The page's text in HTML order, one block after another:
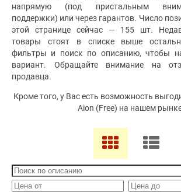
напрямую (под пристальным
поддержки) или через гарантов. Число
этой странице сейчас — 155 шт.
товары стоят в списке выше
фильтры и поиск по описанию, чтобы
вариант. Обращайте внимание на
продавца.
Кроме того, у Вас есть возможность
Aion (Free) на нашем